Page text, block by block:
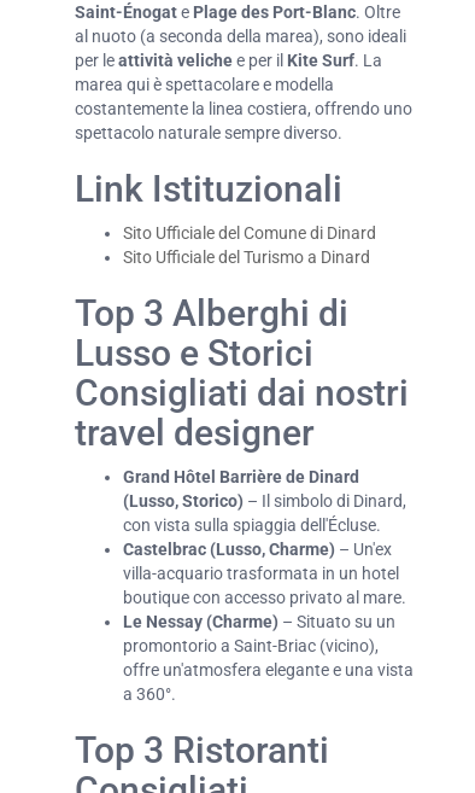
Saint-Énogate Plage des Port-Blanc. Oltre
al nuoto (a seconda della marea), sono ideali
per leattività velichee per il Kite Surf. La
marea qui è spettacolare e modella
costantemente la linea costiera, offrendo uno
spettacolo naturale sempre diverso.
Link Istituzionali
Sito Ufficiale del Comune di Dinard
Sito Ufficiale del Turismo a Dinard
Top 3 Alberghi di
Lusso e Storici
Consigliati dai nostri
travel designer
Grand Hôtel Barrière de Dinard
(Lusso, Storico) – Il simbolo di Dinard,
con vista sulla spiaggia dell'Écluse.
Castelbrac (Lusso, Charme) – Un'ex
villa-acquario trasformata in un hotel
boutique con accesso privato al mare.
Le Nessay (Charme) – Situato su un
promontorio a Saint-Briac (vicino),
offre un'atmosfera elegante e una vista
a 360°.
Top 3 Ristoranti